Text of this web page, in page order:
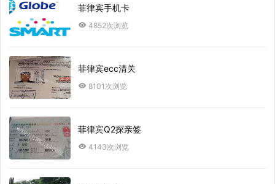
菲律宾手机卡
4852次浏览
菲律宾ecc清关
8101次浏览
菲律宾Q2探亲签
4143次浏览